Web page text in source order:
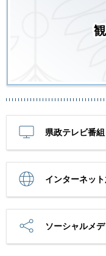
県政テレビ番組
インターネッ
ソーシャルメ